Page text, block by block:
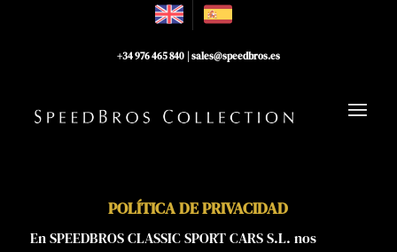
+34 976 465 840 sales@speedbros.es
POLÍTICA DE PRIVACIDAD
En SPEEDBROS CLASSIC SPORT CARS S.L. nos